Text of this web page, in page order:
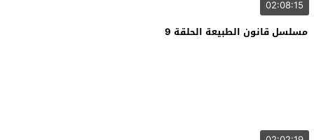
02:08:15
مسلسل قانون الطبيعة الحلقة 9